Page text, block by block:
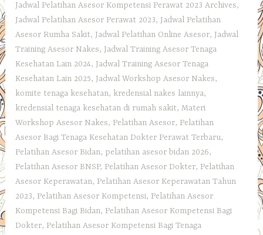
Jadwal Pelatihan Asesor Kompetensi Perawat 2023 Archives,
Jadwal Pelatihan Asesor Perawat 2023, Jadwal Pelatihan
Asesor Rumha Sakit, Jadwal Pelatihan Online Asesor, Jadwal
Training Asesor Nakes, Jadwal Training Asesor Tenaga
Kesehatan Lain 2024, Jadwal Training Asesor Tenaga
Kesehatan Lain 2025, Jadwal Workshop Asesor Nakes,
komite tenaga kesehatan, kredensial nakes lainnya,
kredensial tenaga kesehatan di rumah sakit,Materi
Workshop Asesor Nakes, Pelatihan Asesor, Pelatihan
Asesor Bagi Tenaga Kesehatan Dokter Perawat Terbaru,
Pelatihan Asesor Bidan, pelatihan asesor bidan 2026,
Pelatihan Asesor BNSP, Pelatihan Asesor Dokter, Pelatihan
Asesor Keperawatan, Pelatihan Asesor Keperawatan Tahun
2023, Pelatihan Asesor Kompetensi, Pelatihan Asesor
Kompetensi Bagi Bidan, Pelatihan Asesor Kompetensi Bagi
Dokter, Pelatihan Asesor Kompetensi Bagi Tenaga